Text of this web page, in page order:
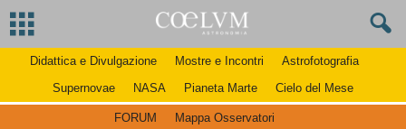
Didattica e Divulgazione Mostre e Incontri
Astrofotografia
Supernovae
NASA Pianeta Marte Cielo del Mese
FORUM
Mappa Osservatori